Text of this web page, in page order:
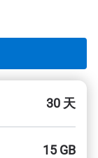
30 天
15 GB